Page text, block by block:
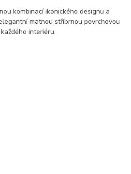
kombinací ikonického designu a
matnou stříbrnou povrchovou
interiéru.